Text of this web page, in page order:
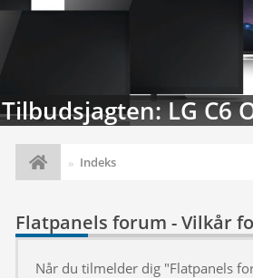
Tilbudsjagten: LG C6
Indeks
Flatpanels forum - Vilkår
Når du tilmelder dig "Flatpanels